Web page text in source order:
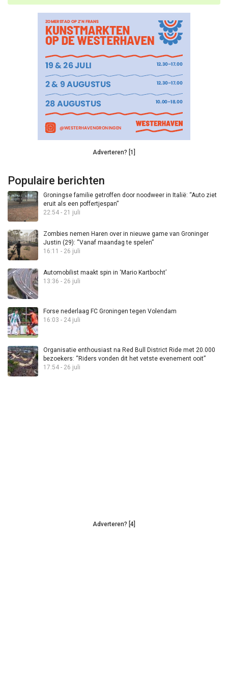
Adverteren? [1]
Populaire berichten
Groningse familie getroffen door noodweer in Italië: “Auto ziet
eruit als een poffertjespan”
22:54 - 21 juli
Zombies nemen Haren over in nieuwe game van Groninger
Justin (29): “Vanaf maandag te spelen”
16:11 - 26 juli
Automobilist maakt spin in ‘Mario Kartbocht’
13:36 - 26 juli
Forse nederlaag FC Groningen tegen Volendam
16:03 - 24 juli
Organisatie enthousiast na Red Bull District Ride met 20.000
bezoekers: “Riders vonden dit het vetste evenement ooit”
17:54 - 26 juli
Adverteren? [4]